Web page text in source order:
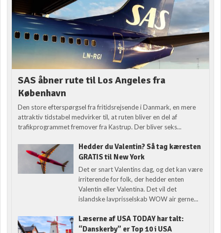
SAS åbner rute til Los Angeles fra
København
Den store efterspørgsel fra fritidsrejsende i Danmark, en mere
attraktiv tidstabel medvirker til, at ruten bliver en del af
trafikprogrammet fremover fra Kastrup. Der bliver seks...
Hedder du Valentin? Så tag kæresten
GRATIS til New York
Det er snart Valentins dag, og det kan være
irriterende for folk, der hedder enten
Valentin eller Valentina. Det vil det
islandske lavprisselskab WOW air gerne...
Læserne af USA TODAY har talt:
“Danskerby” er Top 10 i USA